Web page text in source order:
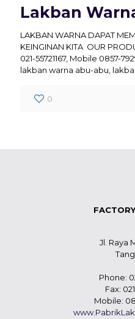
Lakban
LAKBAN WARNA DAPAT
KEINGINAN KITA OUR
021-55721167, Mobile 0857-
lakban warna abu-abu,
0
Jl. Raya
Phone:
Fax:
Mobile: